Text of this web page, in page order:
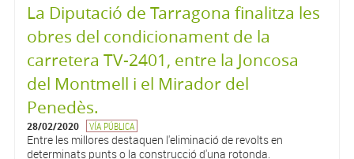
La Diputació de Tarragona finalitza les
obres del condicionament de la
carretera TV-2401, entre la Joncosa
del Montmell i el Mirador del
Penedès.
28/02/2020 VÍA PÚBLICA
Entre les millores destaquen l'eliminació de revolts en
determinats punts o la construcció d'una rotonda.